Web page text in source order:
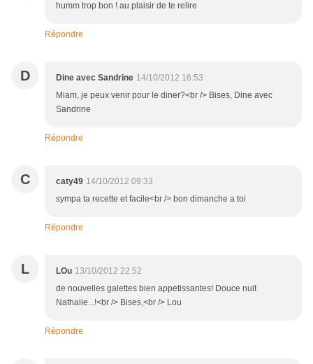
humm trop bon ! au plaisir de te relire
Répondre
D Dine avec Sandrine 14/10/2012 16:53
Miam, je peux venir pour le diner?<br /> Bises, Dine avec
Sandrine
Répondre
C caty49 14/10/2012 09:33
sympa ta recette et facile<br /> bon dimanche a toi
Répondre
L LOu 13/10/2012 22:52
de nouvelles galettes bien appetissantes! Douce nuit
Nathalie...!<br /> Bises,<br /> Lou
Répondre